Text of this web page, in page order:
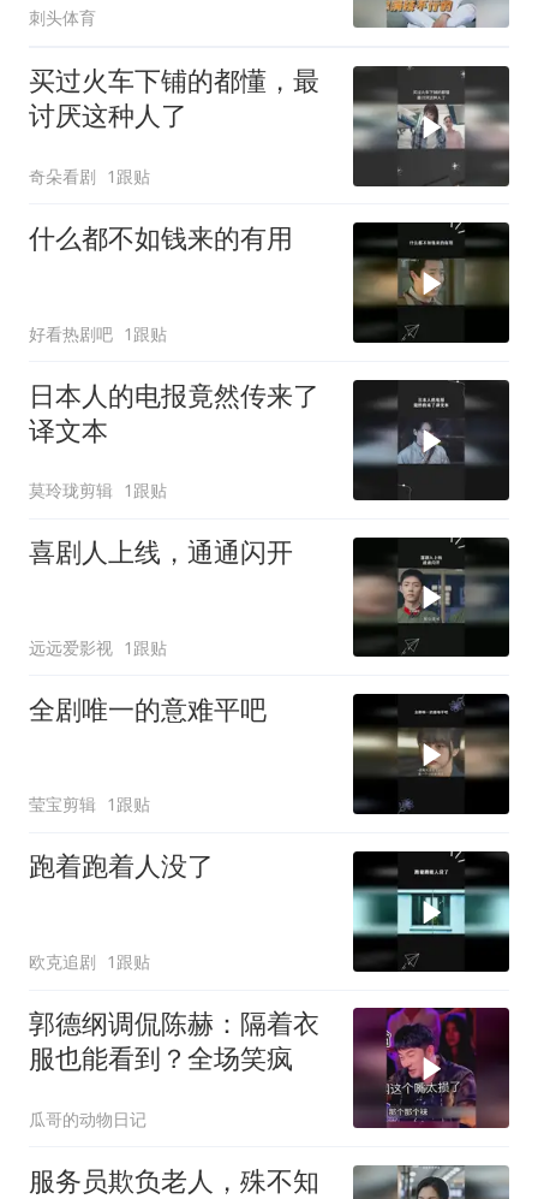
刺头体育
买过火车下铺的都懂，最
讨厌这种人了
奇朵看剧 1跟贴
什么都不如钱来的有用
好看热剧吧 1跟贴
日本人的电报竟然传来了
译文本
莫玲珑剪辑 1跟贴
喜剧人上线，通通闪开
远远爱影视 1跟贴
全剧唯一的意难平吧
莹宝剪辑 1跟贴
跑着跑着人没了
欧克追剧 1跟贴
郭德纲调侃陈赫：隔着衣
服也能看到？全场笑疯
瓜哥的动物日记
服务员欺负老人，殊不知